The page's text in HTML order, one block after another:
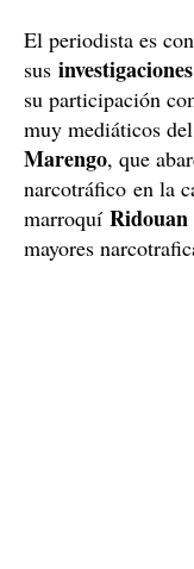
El periodista es
sus
su participación
muy mediáticos
Marengo, que
narcotráfico en la
marroquí
mayores